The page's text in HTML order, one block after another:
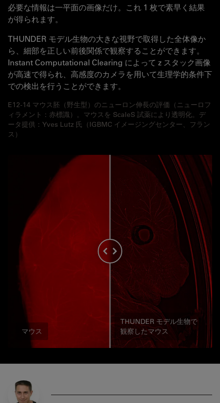
必要な情報は一平面の画像だけ。これ 1 枚で素早く結果
が得られます。
THUNDER モデル生物の大きな視野で取得した全体像か
ら、細部を正しい前後関係で観察することができます。
Instant Computational Clearing によって z スタック画像
が高速で得られ、高感度のカメラを用いて生理学的条件下
での検出を行うことができます。
E12-14 マウス胚（野生型）のニューロン伸長の評価（ニューロフ
ィラメント：赤標識）。マウスを ScaleS 試薬により透明化。デ
ータ提供：Yves Lutz 氏（IGBMC イメージングセンター、フラン
ス）
マウス
THUNDER モデル生物で
観察したマウス